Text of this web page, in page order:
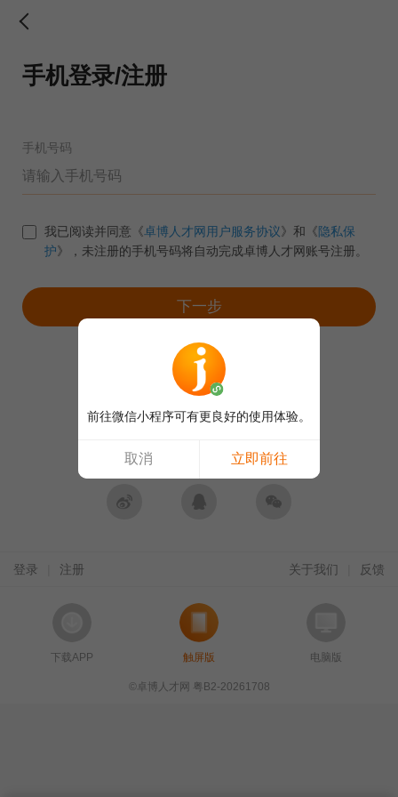
手机登录/注册
手机号码
我已阅读并同意《卓博人才网用户服务协议》和《隐私保
护》，未注册的手机号码将自动完成卓博人才网账号注册。
下一步
账号密码登录
合作网站账号登录
登录 注册 关于我们 反馈
下载APP 触屏版 电脑版
©卓博人才网 粤B2-20261708
前往微信小程序可有更良好的使用体验。
取消 立即前往